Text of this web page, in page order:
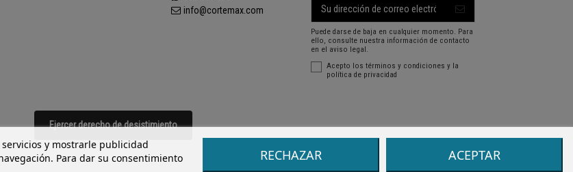
info@cortemax.com
y mostrarle publicidad
Para dar su consentimiento
RECHAZAR ACEPTAR
Puede darse de baja en cualquier momento. Para
ello, consulte nuestra información de contacto
en el aviso legal.
Acepto lostérminos y condiciones y la
política de privacidad
Ejercer derecho de desistimiento